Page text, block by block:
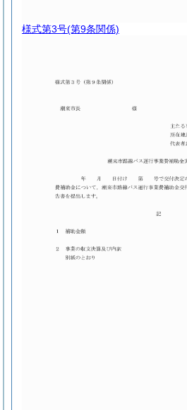
様式第3号(第9条関係)